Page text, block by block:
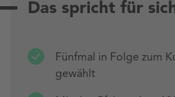
Das spricht für
Fünfmal in Folge zum
gewählt